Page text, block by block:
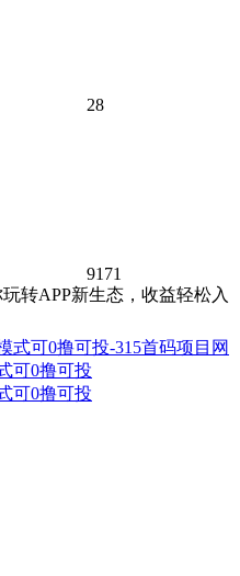
28
9171
转APP新生态，收益轻松入
可0撸可投
可0撸可投